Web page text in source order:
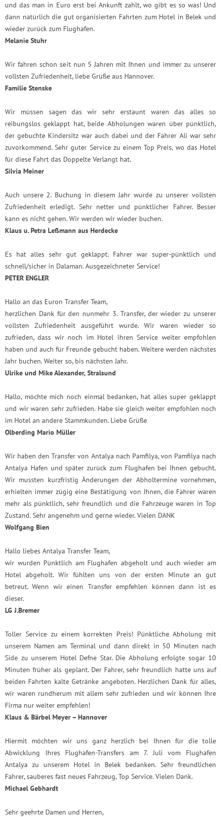
und das man in Euro erst bei Ankunft zahlt, wo gibt es so was! Und
dann natürlich die gut organisierten Fahrten zum Hotel in Belek und
wieder zurück zum Flughafen.
Melanie Stuhr
Wir fahren schon seit nun 5 Jahren mit Ihnen und immer zu unserer
vollsten Zufriedenheit, liebe Grüße aus Hannover.
Familie Stenske
Wir müssen sagen das wir sehr erstaunt waren das alles so
reibungslos geklappt hat, beide Abholungen waren über pünktlich,
der gebuchte Kindersitz war auch dabei und der Fahrer Ali war sehr
zuvorkommend. Sehr guter Service zu einem Top Preis, wo das Hotel
für diese Fahrt das Doppelte Verlangt hat.
Silvia Meiner
Auch unsere 2. Buchung in diesem Jahr wurde zu unserer vollsten
Zufriedenheit erledigt. Sehr netter und pünktlicher Fahrer. Besser
kann es nicht gehen. Wir werden wir wieder buchen.
Klaus u. Petra Leßmann aus Herdecke
Es hat alles sehr gut geklappt. Fahrer war super-pünktlich und
schnell/sicher in Dalaman. Ausgezeichneter Service!
PETER ENGLER
Hallo an das Euron Transfer Team,
herzlichen Dank für den nunmehr 3. Transfer, der wieder zu unserer
vollsten Zufriedenheit ausgeführt wurde. Wir waren wieder so
zufrieden, dass wir noch im Hotel ihren Service weiter empfohlen
haben und auch für Freunde gebucht haben. Weitere werden nächstes
Jahr buchen. Weiter so, bis nächsten Jahr.
Ulrike und Mike Alexander, Stralsund
Hallo, möchte mich noch einmal bedanken, hat alles super geklappt
und wir waren sehr zufrieden. Habe sie gleich weiter empfohlen noch
im Hotel an andere Stammkunden. Liebe Grüße
Olberding Mario Müller
Wir haben den Transfer von Antalya nach Pamfilya, von Pamfilya nach
Antalya Hafen und später zurück zum Flughafen bei Ihnen gebucht.
Wir mussten kurzfristig Änderungen der Abholtermine vornehmen,
erhielten immer zügig eine Bestätigung von Ihnen, die Fahrer waren
mehr als pünktlich, sehr freundlich und die Fahrzeuge waren in Top
Zustand. Sehr angenehm und gerne wieder. Vielen DANK
Wolfgang Bien
Hallo liebes Antalya Transfer Team,
wir wurden Pünktlich am Flughafen abgeholt und auch wieder am
Hotel abgeholt. Wir fühlten uns von der ersten Minute an gut
betreut. Wenn wir einen Transfer empfehlen können dann ist es
dieser.
LG J.Bremer
Toller Service zu einem korrekten Preis! Pünktliche Abholung mit
unserem Namen am Terminal und dann direkt in 50 Minuten nach
Side zu unserem Hotel Defne Star. Die Abholung erfolgte sogar 10
Minuten früher als geplant. Der Fahrer, sehr freundlich hatte uns auf
beiden Fahrten kalte Getränke angeboten. Herzlichen Dank für alles,
wir waren rundherum mit allem sehr zufrieden und wir können Ihre
Firma nur weiter empfehlen!
Klaus & Bärbel Meyer – Hannover
Hiermit möchten wir uns ganz herzlich bei Ihnen für die tolle
Abwicklung Ihres Flughafen-Transfers am 7. Juli vom Flughafen
Antalya zu unserem Hotel in Belek bedanken. Sehr freundlichen
Fahrer, sauberes fast neues Fahrzeug, Top Service. Vielen Dank.
Michael Gebhardt
Sehr geehrte Damen und Herren,